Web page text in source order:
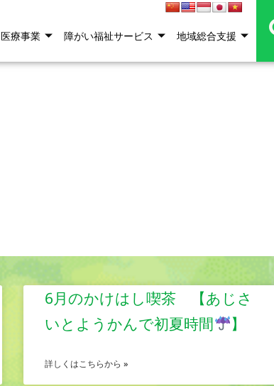
医療事業 障がい福祉サービス 地域総合支援
6月のかけはし喫茶 【あじさ
いとようかんで初夏時間
】
詳しくはこちらから »